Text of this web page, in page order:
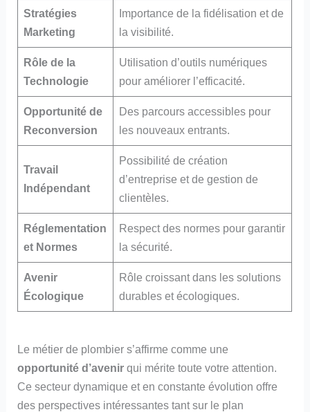
Stratégies
Marketing
Importance de la fidélisation et de
la visibilité.
Rôle de la
Technologie
Utilisation d’outils numériques
pour améliorer l’efficacité.
Opportunité de
Reconversion
Des parcours accessibles pour
les nouveaux entrants.
Travail
Indépendant
Possibilité de création
d’entreprise et de gestion de
clientèles.
Réglementation
et Normes
Respect des normes pour garantir
la sécurité.
Avenir
Écologique
Rôle croissant dans les solutions
durables et écologiques.
Le métier de plombier s’affirme comme une
opportunité d’avenir qui mérite toute votre attention.
Ce secteur dynamique et en constante évolution offre
des perspectives intéressantes tant sur le plan